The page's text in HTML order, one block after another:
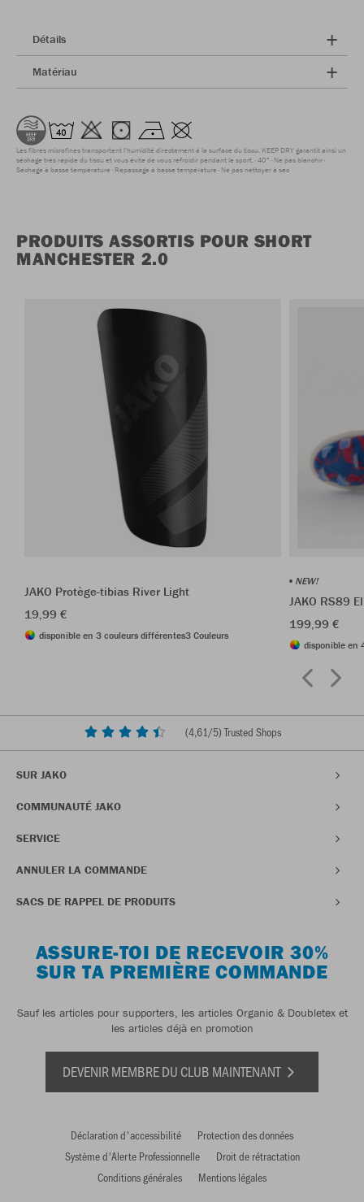
Détails
Matériau
Les fibres microfines transportent l'humidité directement à la surface du tissu. KEEP DRY garantit ainsi un
séchage très rapide du tissu et vous évite de vous refroidir pendant le sport. 40° Ne pas blanchir
Séchage à basse température Repassage à basse température Ne pas nettoyer à sec
PRODUITS ASSORTIS POUR SHORT
MANCHESTER 2.0
JAKO Protège-tibias River Light
19,99 €
disponible en 3 couleurs différentes3 Couleurs
NEW!
JAKO RS89
199,99 €
disponible en
(4,61/5) Trusted Shops
SUR JAKO
COMMUNAUTÉ JAKO
SERVICE
ANNULER LA COMMANDE
SACS DE RAPPEL DE PRODUITS
ASSURE-TOI DE RECEVOIR 30%
SUR TA PREMIÈRE COMMANDE
Sauf les articles pour supporters, les articles Organic & Doubletex et
les articles déjà en promotion
DEVENIR MEMBRE DU CLUB MAINTENANT
Déclaration d'accessibilité
Protection des données
Système d'Alerte Professionnelle
Droit de rétractation
Conditions générales
Mentions légales